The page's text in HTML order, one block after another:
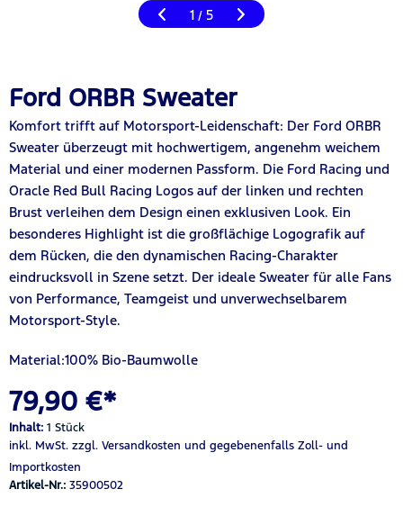
1 / 5
Ford ORBR Sweater
Komfort trifft auf Motorsport-Leidenschaft: Der Ford ORBR
Sweater überzeugt mit hochwertigem, angenehm weichem
Material und einer modernen Passform. Die Ford Racing und
Oracle Red Bull Racing Logos auf der linken und rechten
Brust verleihen dem Design einen exklusiven Look. Ein
besonderes Highlight ist die großflächige Logografik auf
dem Rücken, die den dynamischen Racing-Charakter
eindrucksvoll in Szene setzt. Der ideale Sweater für alle Fans
von Performance, Teamgeist und unverwechselbarem
Motorsport-Style.
Material:100% Bio-Baumwolle
79,90 €*
Inhalt: 1 Stück
inkl. MwSt. zzgl. Versandkosten und gegebenenfalls Zoll- und
Importkosten
Artikel-Nr.: 35900502